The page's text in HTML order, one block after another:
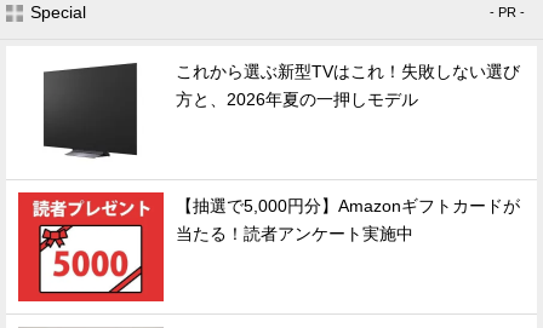
Special - PR -
これから選ぶ新型TVはこれ！失敗しない選び
方と、2026年夏の一押しモデル
【抽選で5,000円分】Amazonギフトカードが
当たる！読者アンケート実施中